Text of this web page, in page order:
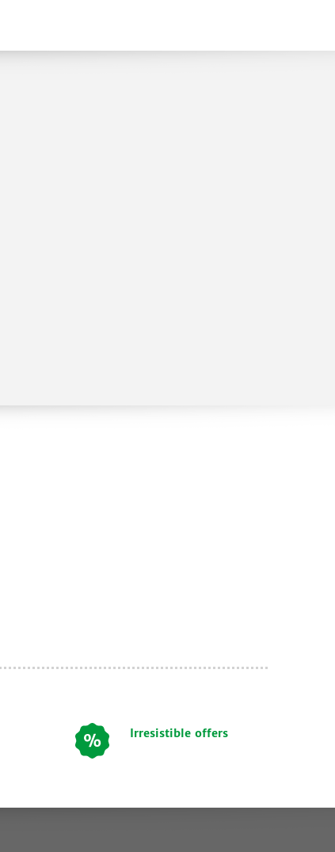
Irresistible offers